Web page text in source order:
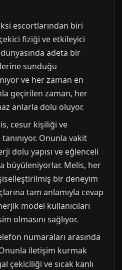
escortlarından biri
fiziği ve etkileyici
adeta bir
sunduğu
ve her zaman en
geçirilen zaman, her
anlarla dolu oluyor.
cesur kişiliği ve
Onunla vakit
dolu yapısı ve eğlenceli
büyüleniyorlar. Melis, her
bir deneyim
tam anlamıyla cevap
model kullanıcıları
olmasını sağlıyor.
numaraları arasında
iletişim kurmak
çekiciliği ve sıcak kanlı